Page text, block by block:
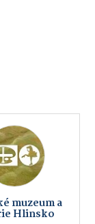
muzeum a
Hlinsko